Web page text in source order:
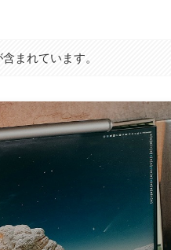
まれています。